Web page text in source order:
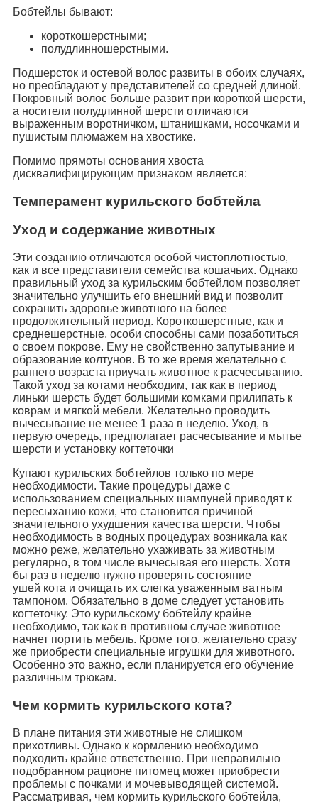
Бобтейлы бывают:
короткошерстными;
полудлинношерстными.
Подшерсток и остевой волос развиты в обоих случаях,
но преобладают у представителей со средней длиной.
Покровный волос больше развит при короткой шерсти,
а носители полудлинной шерсти отличаются
выраженным воротничком, штанишками, носочками и
пушистым плюмажем на хвостике.
Помимо прямоты основания хвоста
дисквалифицирующим признаком является:
Темперамент курильского бобтейла
Уход и содержание животных
Эти созданию отличаются особой чистоплотностью,
как и все представители семейства кошачьих. Однако
правильный уход за курильским бобтейлом позволяет
значительно улучшить его внешний вид и позволит
сохранить здоровье животного на более
продолжительный период. Короткошерстные, как и
среднешерстные, особи способны сами позаботиться
о своем покрове. Ему не свойственно запутывание и
образование колтунов. В то же время желательно с
раннего возраста приучать животное к расчесыванию.
Такой уход за котами необходим, так как в период
линьки шерсть будет большими комками прилипать к
коврам и мягкой мебели. Желательно проводить
вычесывание не менее 1 раза в неделю. Уход, в
первую очередь, предполагает расчесывание и мытье
шерсти и установку когтеточки
Купают курильских бобтейлов только по мере
необходимости. Такие процедуры даже с
использованием специальных шампуней приводят к
пересыханию кожи, что становится причиной
значительного ухудшения качества шерсти. Чтобы
необходимость в водных процедурах возникала как
можно реже, желательно ухаживать за животным
регулярно, в том числе вычесывая его шерсть. Хотя
бы раз в неделю нужно проверять состояние
ушей кота и очищать их слегка уваженным ватным
тампоном. Обязательно в доме следует установить
когтеточку. Это курильскому бобтейлу крайне
необходимо, так как в противном случае животное
начнет портить мебель. Кроме того, желательно сразу
же приобрести специальные игрушки для животного.
Особенно это важно, если планируется его обучение
различным трюкам.
Чем кормить курильского кота?
В плане питания эти животные не слишком
прихотливы. Однако к кормлению необходимо
подходить крайне ответственно. При неправильно
подобранном рационе питомец может приобрести
проблемы с почками и мочевыводящей системой.
Рассматривая, чем кормить курильского бобтейла,